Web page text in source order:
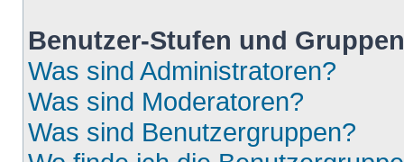
Benutzer-Stufen und Gruppen
Was sind Administratoren?
Was sind Moderatoren?
Was sind Benutzergruppen?